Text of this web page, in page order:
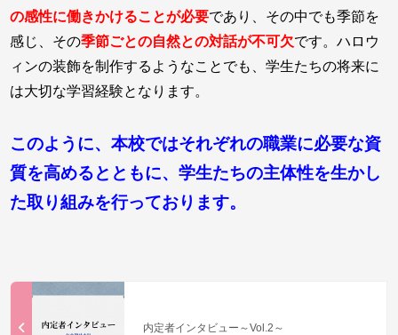
の感性に働きかけることが必要であり、その中でも季節を
感じ、その季節ごとの自然との対話が不可欠です。ハロウ
ィンの装飾を制作するようなことでも、学生たちの将来に
は大切な学習経験となります。
このように、本校ではそれぞれの職業に必要な資
質を高めるとともに、学生たちの主体性を生かし
た取り組みを行っております。
内定者インタビュー～Vol.2～